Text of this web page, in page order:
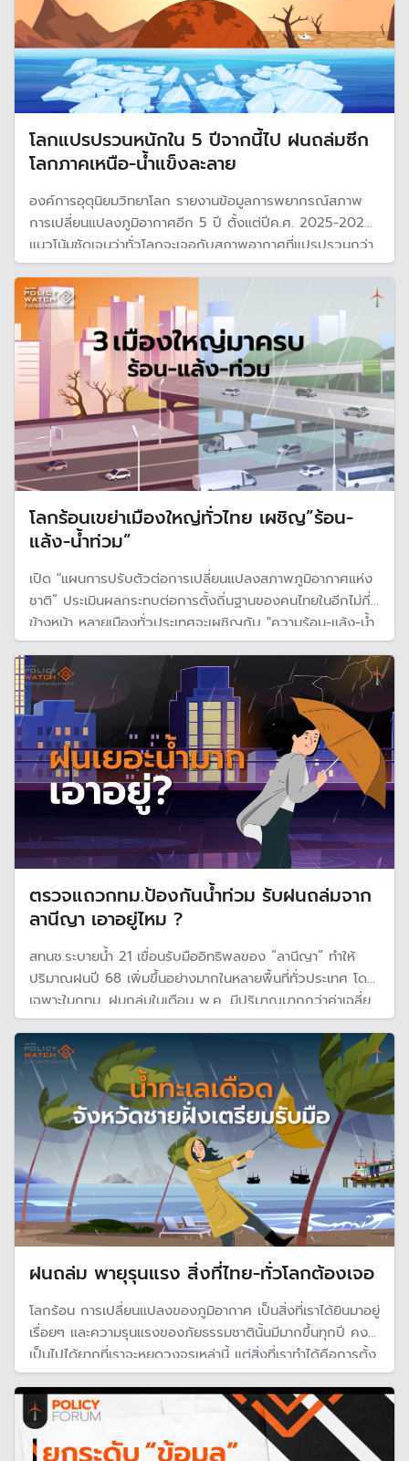
โลกแปรปรวนหนักใน 5 ปีจากนี้ไป ฝนถล่มซีก
โลกภาคเหนือ-น้ำแข็งละลาย
องค์การอุตุนิยมวิทยาโลก รายงานข้อมูลการพยากรณ์สภาพ
การเปลี่ยนแปลงภูมิอากาศอีก 5 ปี ตั้งแต่ปีค.ศ. 2025-2029
แนวโน้มชัดเจนว่าทั่วโลกจะเจอกับสภาพอากาศที่แปรปรวนกว่า
ปกติ จากอุณหภูมิใช้พื้นผิวโลกสูงกว่า 1.5 °C อย่างถาวร ส่ง
ผลให้ฝน-แล้ง-น้ำแข็งทั่วโลกละลาย เพิ่มมากขึ้น
โลกร้อนเขย่าเมืองใหญ่ทั่วไทย เผชิญ”ร้อน-
แล้ง-น้ำท่วม”
เปิด "แผนการปรับตัวต่อการเปลี่ยนแปลงสภาพภูมิอากาศแห่ง
ชาติ” ประเมินผลกระทบต่อการตั้งถิ่นฐานของคนไทยในอีกไม่กี่ปี
ข้างหน้า หลายเมืองทั่วประเทศจะเผชิญกับ "ความร้อน-แล้ง-น้ำ
ท่วม" อย่างเลี่ยงไม่ได้ ในระดับต่าง ๆ กัน โดยเฉพาะหัวเมือง
หลักตามลุ่มน้ำ เตือนต้องเร่งหามาตรการรับมือ
ตรวจแถวกทม.ป้องกันน้ำท่วม รับฝนถล่มจาก
ลานีญา เอาอยู่ไหม ?
สทนช.ระบายน้ำ 21 เขื่อนรับมืออิทธิพลของ “ลานีญา” ทำให้
ปริมาณฝนปี 68 เพิ่มขึ้นอย่างมากในหลายพื้นที่ทั่วประเทศ โดย
เฉพาะในกทม. ฝนถล่มในเดือน พ.ค. มีปริมาณมากกว่าค่าเฉลี่ย
30 ปี ขณะที่กรุงเทพมหานครไม่ห่วงน้ำเหนือ มั่นใจรับมือได้
โดยพัฒนาใช้เอไอช่วยประเมินและปรับปรุงสถานีสูบน้ำ ใช้
1,900 คลองช่วยระบาย
ฝนถล่ม พายุรุนแรง สิ่งที่ไทย-ทั่วโลกต้องเจอ
โลกร้อน การเปลี่ยนแปลงของภูมิอากาศ เป็นสิ่งที่เราได้ยินมาอยู่
เรื่อยๆ และความรุนแรงของภัยธรรมชาตินั้นมีมากขึ้นทุกปี คง
เป็นไปได้ยากที่เราจะหยุดวงจรเหล่านี้ แต่สิ่งที่เราทำได้คือการตั้ง
รับต่อผลกระทบและพยายามลดการปล่อยมลพิษให้ได้มากที่สุด